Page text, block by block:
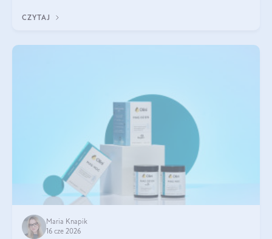
CZYTAJ
Maria Knapik
16 cze 2026